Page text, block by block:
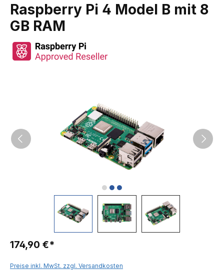
Raspberry Pi 4 Model B mit 8
GB RAM
174,90 €*
Preise inkl. MwSt. zzgl. Versandkosten